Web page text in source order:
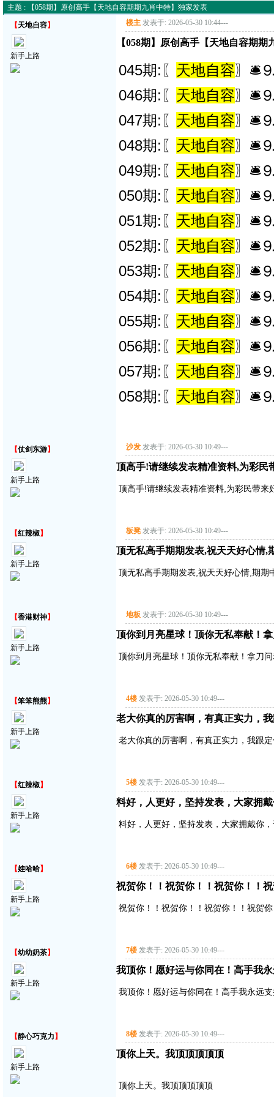
主题 : 【058期】原创高手【天地自容期期九肖中特】独家发表
【天地自容】
新手上路
楼主 发表于: 2026-05-30 10:44---
【058期】原创高手【天地自容期期
045期:〖 天地自容〗🛎⒐
046期:〖 天地自容〗🛎⒐
047期:〖 天地自容〗🛎⒐
048期:〖 天地自容〗
049期:〖 天地自容〗
050期:〖 天地自容〗🛎⒐
051期:〖 天地自容〗🛎⒐
052期:〖 天地自容〗🛎⒐
053期:〖 天地自容〗🛎⒐
054期:〖 天地自容〗
055期:〖 天地自容〗🛎⒐
056期:〖 天地自容〗🛎⒐
057期:〖 天地自容〗🛎⒐
058期:〖 天地自容〗🛎⒐
【仗剑东游】
新手上路
沙发 发表于: 2026-05-30 10:49---
顶高手!请继续发表精准资料,为彩
顶高手!请继续发表精准资料,为彩民带来
【红辣椒】
新手上路
板凳 发表于: 2026-05-30 10:49---
顶无私高手期期发表,祝天天好心情,
顶无私高手期期发表,祝天天好心情,期期
【香港财神】
新手上路
地板 发表于: 2026-05-30 10:49---
顶你到月亮星球！顶你无私奉献！
顶你到月亮星球！顶你无私奉献！拿刀
【笨笨熊熊】
新手上路
4楼 发表于: 2026-05-30 10:49---
老大你真的厉害啊，有真正实力，
老大你真的厉害啊，有真正实力，我跟
【红辣椒】
新手上路
5楼 发表于: 2026-05-30 10:49---
料好，人更好，坚持发表，大家拥
料好，人更好，坚持发表，大家拥戴你
【娃哈哈】
新手上路
6楼 发表于: 2026-05-30 10:49---
祝贺你！！祝贺你！！祝贺你！！
祝贺你！！祝贺你！！祝贺你！！祝贺
【幼幼奶茶】
新手上路
7楼 发表于: 2026-05-30 10:49---
我顶你！愿好运与你同在！高手我
我顶你！愿好运与你同在！高手我永远
【静心巧克力 】
新手上路
8楼 发表于: 2026-05-30 10:49---
顶你上天。我顶顶顶顶顶
顶你上天。我顶顶顶顶顶